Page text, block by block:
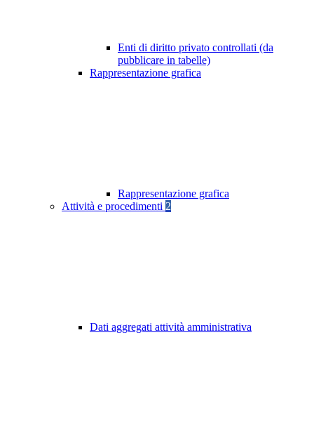
Enti di diritto privato controllati (da
pubblicare in tabelle)
Rappresentazione grafica
Rappresentazione grafica
Attività e procedimenti 2
Dati aggregati attività amministrativa